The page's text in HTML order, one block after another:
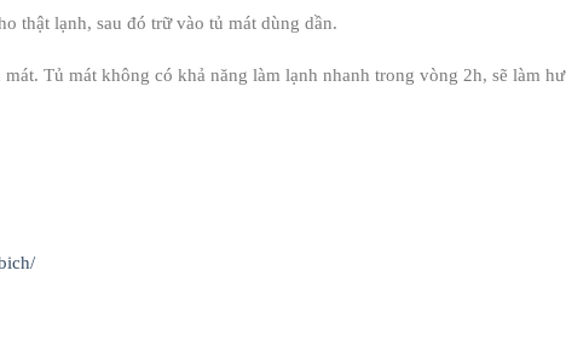
thật lạnh, sau đó trữ vào tủ mát dùng dần.
Tủ mát không có khả năng làm lạnh nhanh trong vòng 2h, sẽ làm hư